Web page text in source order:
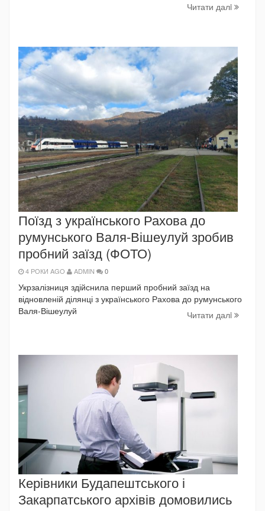
Читати далi
Поїзд з українського Рахова до
румунського Валя-Вішеулуй зробив
пробний заїзд (ФОТО)
4 РОКИ AGO ADMIN 0
Укрзалізниця здійснила перший пробний заїзд на
відновленій ділянці з українського Рахова до румунського
Валя-Вішеулуй
Читати далi
Керівники Будапештського і
Закарпатського архівів домовились